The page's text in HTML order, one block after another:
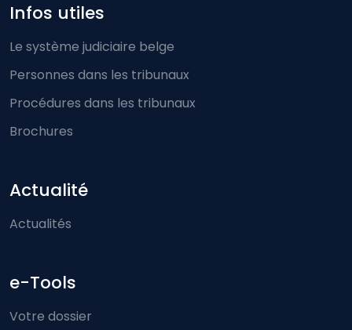
Infos utiles
Le système judiciaire belge
Personnes dans les tribunaux
Procédures dans les tribunaux
Brochures
Actualité
Actualités
e-Tools
Votre dossier